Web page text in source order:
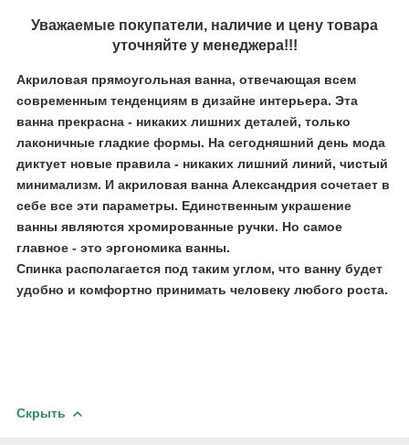
Уважаемые покупатели, наличие и цену товара
уточняйте у менеджера!!!
Акриловая прямоугольная ванна, отвечающая всем
современным тенденциям в дизайне интерьера. Эта
ванна прекрасна - никаких лишних деталей, только
лаконичные гладкие формы. На сегодняшний день мода
диктует новые правила - никаких лишний линий, чистый
минимализм. И акриловая ванна Александрия сочетает в
себе все эти параметры. Единственным украшение
ванны являются хромированные ручки. Но самое
главное - это эргономика ванны.
​Спинка располагается под таким углом, что ванну будет
удобно и комфортно принимать человеку любого роста.
Скрыть